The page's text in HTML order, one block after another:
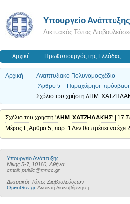
Υπουργείο Ανάπτυξης
Δικτυακός Τόπος
Αρχική Πρωθυπουργός της Ελλάδας
Αρχική
Αναπτυξιακό Πολυνομοσχέδιο
Άρθρο 5 – Παραχώρηση
Σχόλιο του χρήστη ΔΗΜ.
Σχόλιο του χρήστη 'ΔΗΜ. ΧΑΤΖΗΔΑΚΗΣ' | 17
Μέρος Γ, Αρθρο 5, παρ. 1 Δεν θα πρέπει να έχει
Υπουργείο Ανάπτυξης
Νίκης 5-7, 10180, Αθήνα
email: public@mnec.gr
Δικτυακός Τόπος Διαβουλεύσεων
OpenGov.gr Ανοικτή Διακυβέρνηση